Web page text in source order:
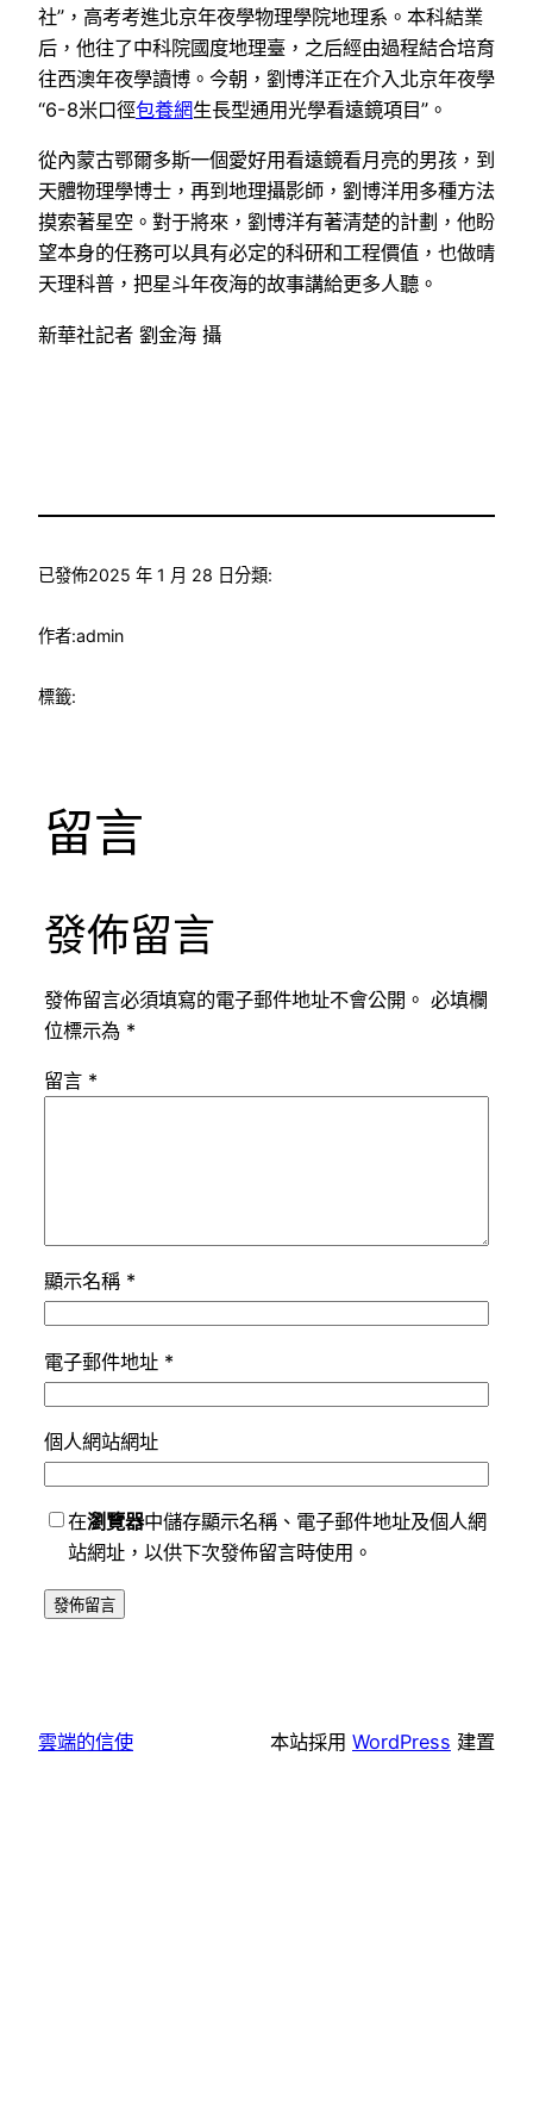
社”，高考考進北京年夜學物理學院地理系。本科結業
后，他往了中科院國度地理臺，之后經由過程結合培育
往西澳年夜學讀博。今朝，劉博洋正在介入北京年夜學
“6-8米口徑包養網生長型通用光學看遠鏡項目”。
從內蒙古鄂爾多斯一個愛好用看遠鏡看月亮的男孩，到
天體物理學博士，再到地理攝影師，劉博洋用多種方法
摸索著星空。對于將來，劉博洋有著清楚的計劃，他盼
望本身的任務可以具有必定的科研和工程價值，也做晴
天理科普，把星斗年夜海的故事講給更多人聽。
新華社記者 劉金海 攝
已發佈2025 年 1 月 28 日分類:
作者:admin
標籤:
留言
發佈留言
發佈留言必須填寫的電子郵件地址不會公開。 必填欄
位標示為 *
留言 *
顯示名稱 *
電子郵件地址 *
個人網站網址
在瀏覽器中儲存顯示名稱、電子郵件地址及個人網
站網址，以供下次發佈留言時使用。
雲端的信使 本站採用 WordPress 建置